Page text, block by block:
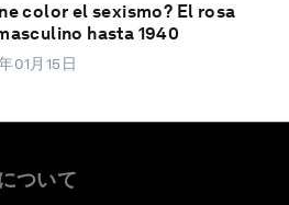
color el sexismo? El rosa
hasta 1940
01月15日
ついて